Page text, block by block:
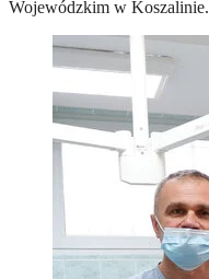
Wojewódzkim w Koszalinie.